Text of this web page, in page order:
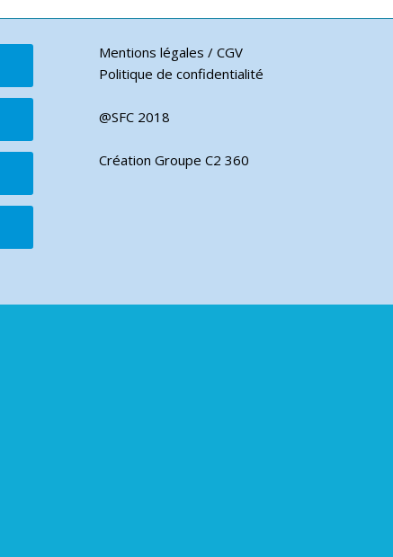
Mentions légales / CGV
Politique de confidentialité
@SFC 2018
Création Groupe C2 360